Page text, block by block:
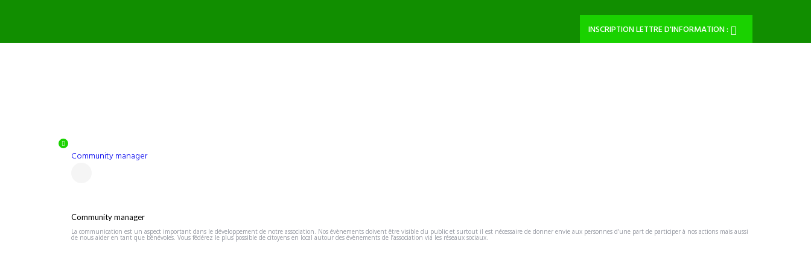
INSCRIPTION LETTRE D'INFORMATION :
Community manager
Community manager
La communication est un aspect important dans le développement de notre association. Nos évènements doivent être visible du public et surtout il est nécessaire de donner envie aux personnes d’une part de participer à nos actions mais aussi
de nous aider en tant que bénévoles. Vous fédérez le plus possible de citoyens en local autour des évènements de l’association via les réseaux sociaux.